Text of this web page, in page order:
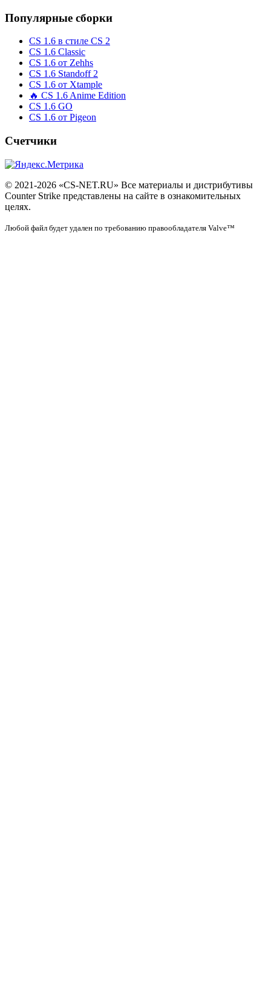
Популярные сборки
CS 1.6 в стиле CS 2
CS 1.6 Classic
CS 1.6 от Zehhs
CS 1.6 Standoff 2
CS 1.6 от Xtample
🔥 CS 1.6 Anime Edition
CS 1.6 GO
CS 1.6 от Pigeon
Счетчики
© 2021-2026 «CS-NET.RU» Все материалы и дистрибутивы
Counter Strike представлены на сайте в ознакомительных
целях.
Любой файл будет удален по требованию правообладателя Valve™